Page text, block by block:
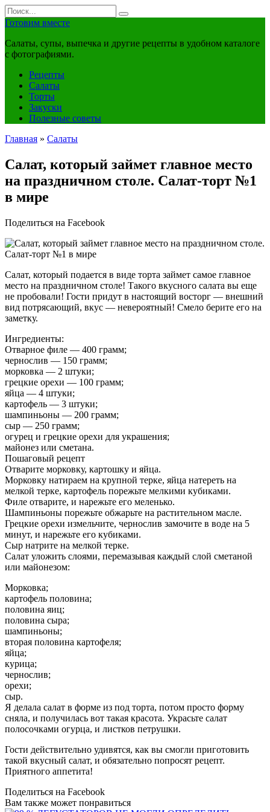
Перейти
к
Search
for:
Готовим вместе
Салаты, супы, выпечка и другие рецепты в удобном каталоге
с фотографиями.
Рецепты
Салаты
Торты
Закуски
Полезные советы
Главная » Салаты
Салат, который займет главное место
на праздничном столе. Салат-торт №1
в мире
Поделиться на Facebook
Салат, который подается в виде торта займет самое главное
место на праздничном столе! Такого вкусного салата вы еще
не пробовали! Гости придут в настоящий восторг — внешний
вид потрясающий, вкус — невероятный! Смело берите его на
заметку.
Ингредиенты:
Отварное филе — 400 грамм;
чернослив — 150 грамм;
морковка — 2 штуки;
грецкие орехи — 100 грамм;
яйца — 4 штуки;
картофель — 3 штуки;
шампиньоны — 200 грамм;
сыр — 250 грамм;
огурец и грецкие орехи для украшения;
майонез или сметана.
Пошаговый рецепт
Отварите морковку, картошку и яйца.
Морковку натираем на крупной терке, яйца натереть на
мелкой терке, картофель порежьте мелкими кубиками.
Филе отварите, и нарежьте его меленько.
Шампиньоны порежьте обжарьте на растительном масле.
Грецкие орехи измельчите, чернослив замочите в воде на 5
минут, и нарежьте его кубиками.
Сыр натрите на мелкой терке.
Салат уложить слоями, перемазывая каждый слой сметаной
или майонезом:
Морковка;
картофель половина;
половина яиц;
половина сыра;
шампиньоны;
вторая половина картофеля;
яйца;
курица;
чернослив;
орехи;
сыр.
Я делала салат в форме из под торта, потом просто форму
сняла, и получилась вот такая красота. Украсьте салат
полосочками огурца, и листков петрушки.
Гости действительно удивятся, как вы смогли приготовить
такой вкусный салат, и обязательно попросят рецепт.
Приятного аппетита!
Поделиться на Facebook
Вам также может понравиться